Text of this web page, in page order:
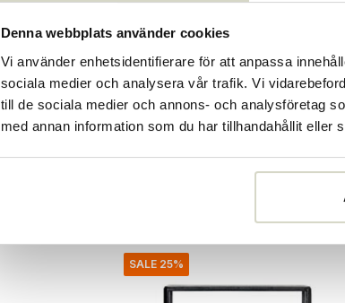
Denna webbplats använder cookies
Vi använder enhetsidentifierare för att anpassa
sociala medier och analysera vår trafik. Vi
till de sociala medier och annons- och analysföretag
med annan information som du har tillhandahållit eller
Bloomingville
Riva konsolbord brunt
€379,00
Inkl. moms
SALE 25%